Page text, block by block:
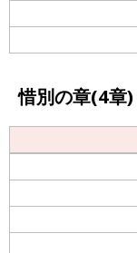
惜別の章(4章)